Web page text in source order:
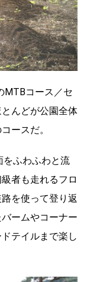
MTBコース／セ
んどが公園全体
ースだ。
をふわふわと流
者も走れるフロ
を使って登り返
ームやコーナー
テイルまで楽し